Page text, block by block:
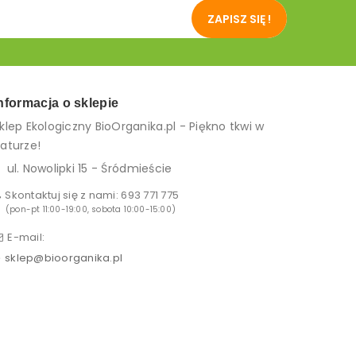
ZAPISZ SIĘ !
o sklepie
Ekologiczny BioOrganika.pl - Piękno tkwi w
ul. Nowolipki 15 - Śródmieście
Skontaktuj się z nami:693 771 775
(pon-pt 11:00-19:00, sobota 10:00-15:00)
E-mail:
sklep@bioorganika.pl